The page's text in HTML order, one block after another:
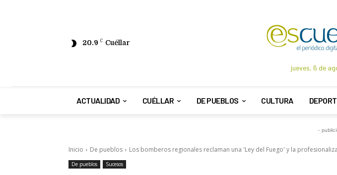
20.9 C Cuéllar
jueves, 6 de
ACTUALIDAD CUÉLLAR DE PUEBLOS CULTURA
-
Inicio De pueblos Los bomberos regionales reclaman una 'Ley del Fuego' y la
De pueblos Sucesos